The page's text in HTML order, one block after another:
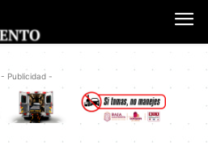
- Publicidad -